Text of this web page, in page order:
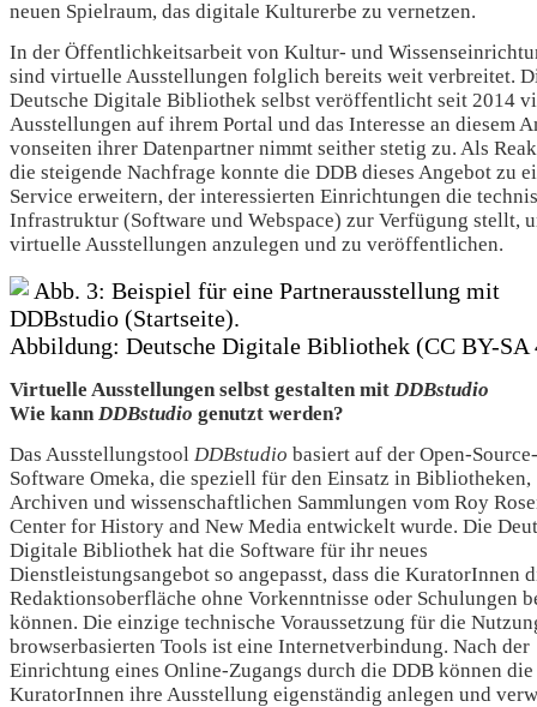
neuen Spielraum, das digitale Kulturerbe zu vernetzen.
In der Öffentlichkeitsarbeit von Kultur- und
sind virtuelle Ausstellungen folglich bereits weit verbreitet.
Deutsche Digitale Bibliothek selbst veröffentlicht seit 2014
Ausstellungen auf ihrem Portal und das Interesse an diesem
vonseiten ihrer Datenpartner nimmt seither stetig zu. Als
die steigende Nachfrage konnte die DDB dieses Angebot zu
Service erweitern, der interessierten Einrichtungen die
Infrastruktur (Software und Webspace) zur Verfügung stellt,
virtuelle Ausstellungen anzulegen und zu veröffentlichen.
Abb. 3: Beispiel für eine Partnerausstellung mit
DDBstudio (Startseite).
Abbildung: Deutsche Digitale Bibliothek (CC BY-SA
Virtuelle Ausstellungen selbst gestalten mit DDBstudio
Wie kann DDBstudio genutzt werden?
Das Ausstellungstool DDBstudio basiert auf der Open-Source-
Software Omeka, die speziell für den Einsatz in Bibliotheken,
Archiven und wissenschaftlichen Sammlungen vom Roy
Center for History and New Media entwickelt wurde. Die
Digitale Bibliothek hat die Software für ihr neues
Dienstleistungsangebot so angepasst, dass die KuratorInnen
Redaktionsoberfläche ohne Vorkenntnisse oder Schulungen
können. Die einzige technische Voraussetzung für die
browserbasierten Tools ist eine Internetverbindung. Nach der
Einrichtung eines Online-Zugangs durch die DDB können die
KuratorInnen ihre Ausstellung eigenständig anlegen und